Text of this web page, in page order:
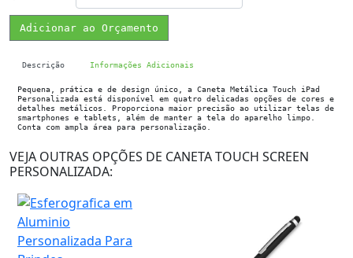
Adicionar ao Orçamento
Descrição Informações Adicionais
Pequena, prática e de design único, a Caneta Metálica Touch iPad
Personalizada está disponível em quatro delicadas opções de cores e
detalhes metálicos. Proporciona maior precisão ao utilizar telas de
smartphones e tablets, além de manter a tela do aparelho limpo.
Conta com ampla área para personalização.
VEJA OUTRAS OPÇÕES DE CANETA TOUCH SCREEN
PERSONALIZADA: